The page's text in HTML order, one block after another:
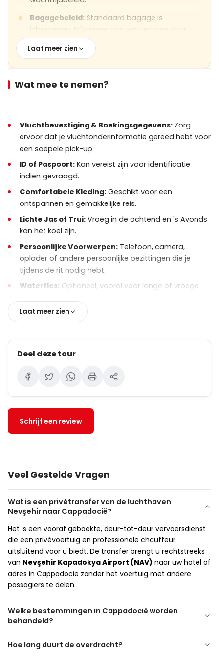
Bagagebeleid: Standaard bagage is
inbegrepen. Informeer ons van tevoren voor
overmaatse of extra bagage.
Kinderstoelen:Beschikbaar op aanvraag;
gelieve ons dit tijdens het reserveren te laten
weten.
Weersomstandigheden:Transfers verlopen in
alle normale weersomstandigheden;
vertragingen kunnen optreden bij extreme
omstandigheden.
Annuleringen & Wijzigingen:
of wijziging kan beschikbaar zijn met een
voorafgaande kennisgeving, afhankelijk van het
beleid.
Laat meer zien
Wat mee te nemen?
Vluchtbevestiging & Boekingsgegevens: Zorg
ervoor dat je vluchtonderinformatie gereed hebt voor
een soepele pick-up.
ID of Paspoort: Kan vereist zijn voor identificatie
indien gevraagd.
Comfortabele Kleding: Geschikt voor een
ontspannen en gemakkelijke reis.
Lichte Jas of Trui: Vroeg in de ochtend en 's Avonds
kan het koel zijn.
Persoonlijke Voorwerpen: Telefoon, camera,
oplader of andere persoonlijke bezittingen die je
tijdens de rit nodig hebt.
Waterfles: Optioneel, vooral voor lange of vroege
Optioneel:Snack voor kinderen of passagiers indien
nodig.
Laat meer zien
Deel deze tour
Schrijf een review
Veel Gestelde Vragen
Wat is een privétransfer van de luchthaven
Nevşehir naar Cappadocië?
Het is een vooraf geboekte, deur-tot-deur vervoersdienst
die een privévoertuig en professionele chauffeur
uitsluitend voor u biedt. De transfer brengt u rechtstreeks
van Nevşehir Kapadokya Airport (NAV) naar uw hotel of
adres in Cappadocië zonder het voertuig met andere
passagiers te delen.
Welke bestemmingen in Cappadocië worden
behandeld?
Hoe lang duurt de overdracht?